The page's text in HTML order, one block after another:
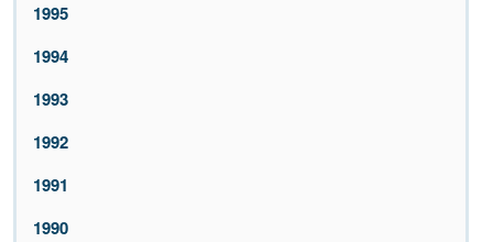
1995
1994
1993
1992
1991
1990